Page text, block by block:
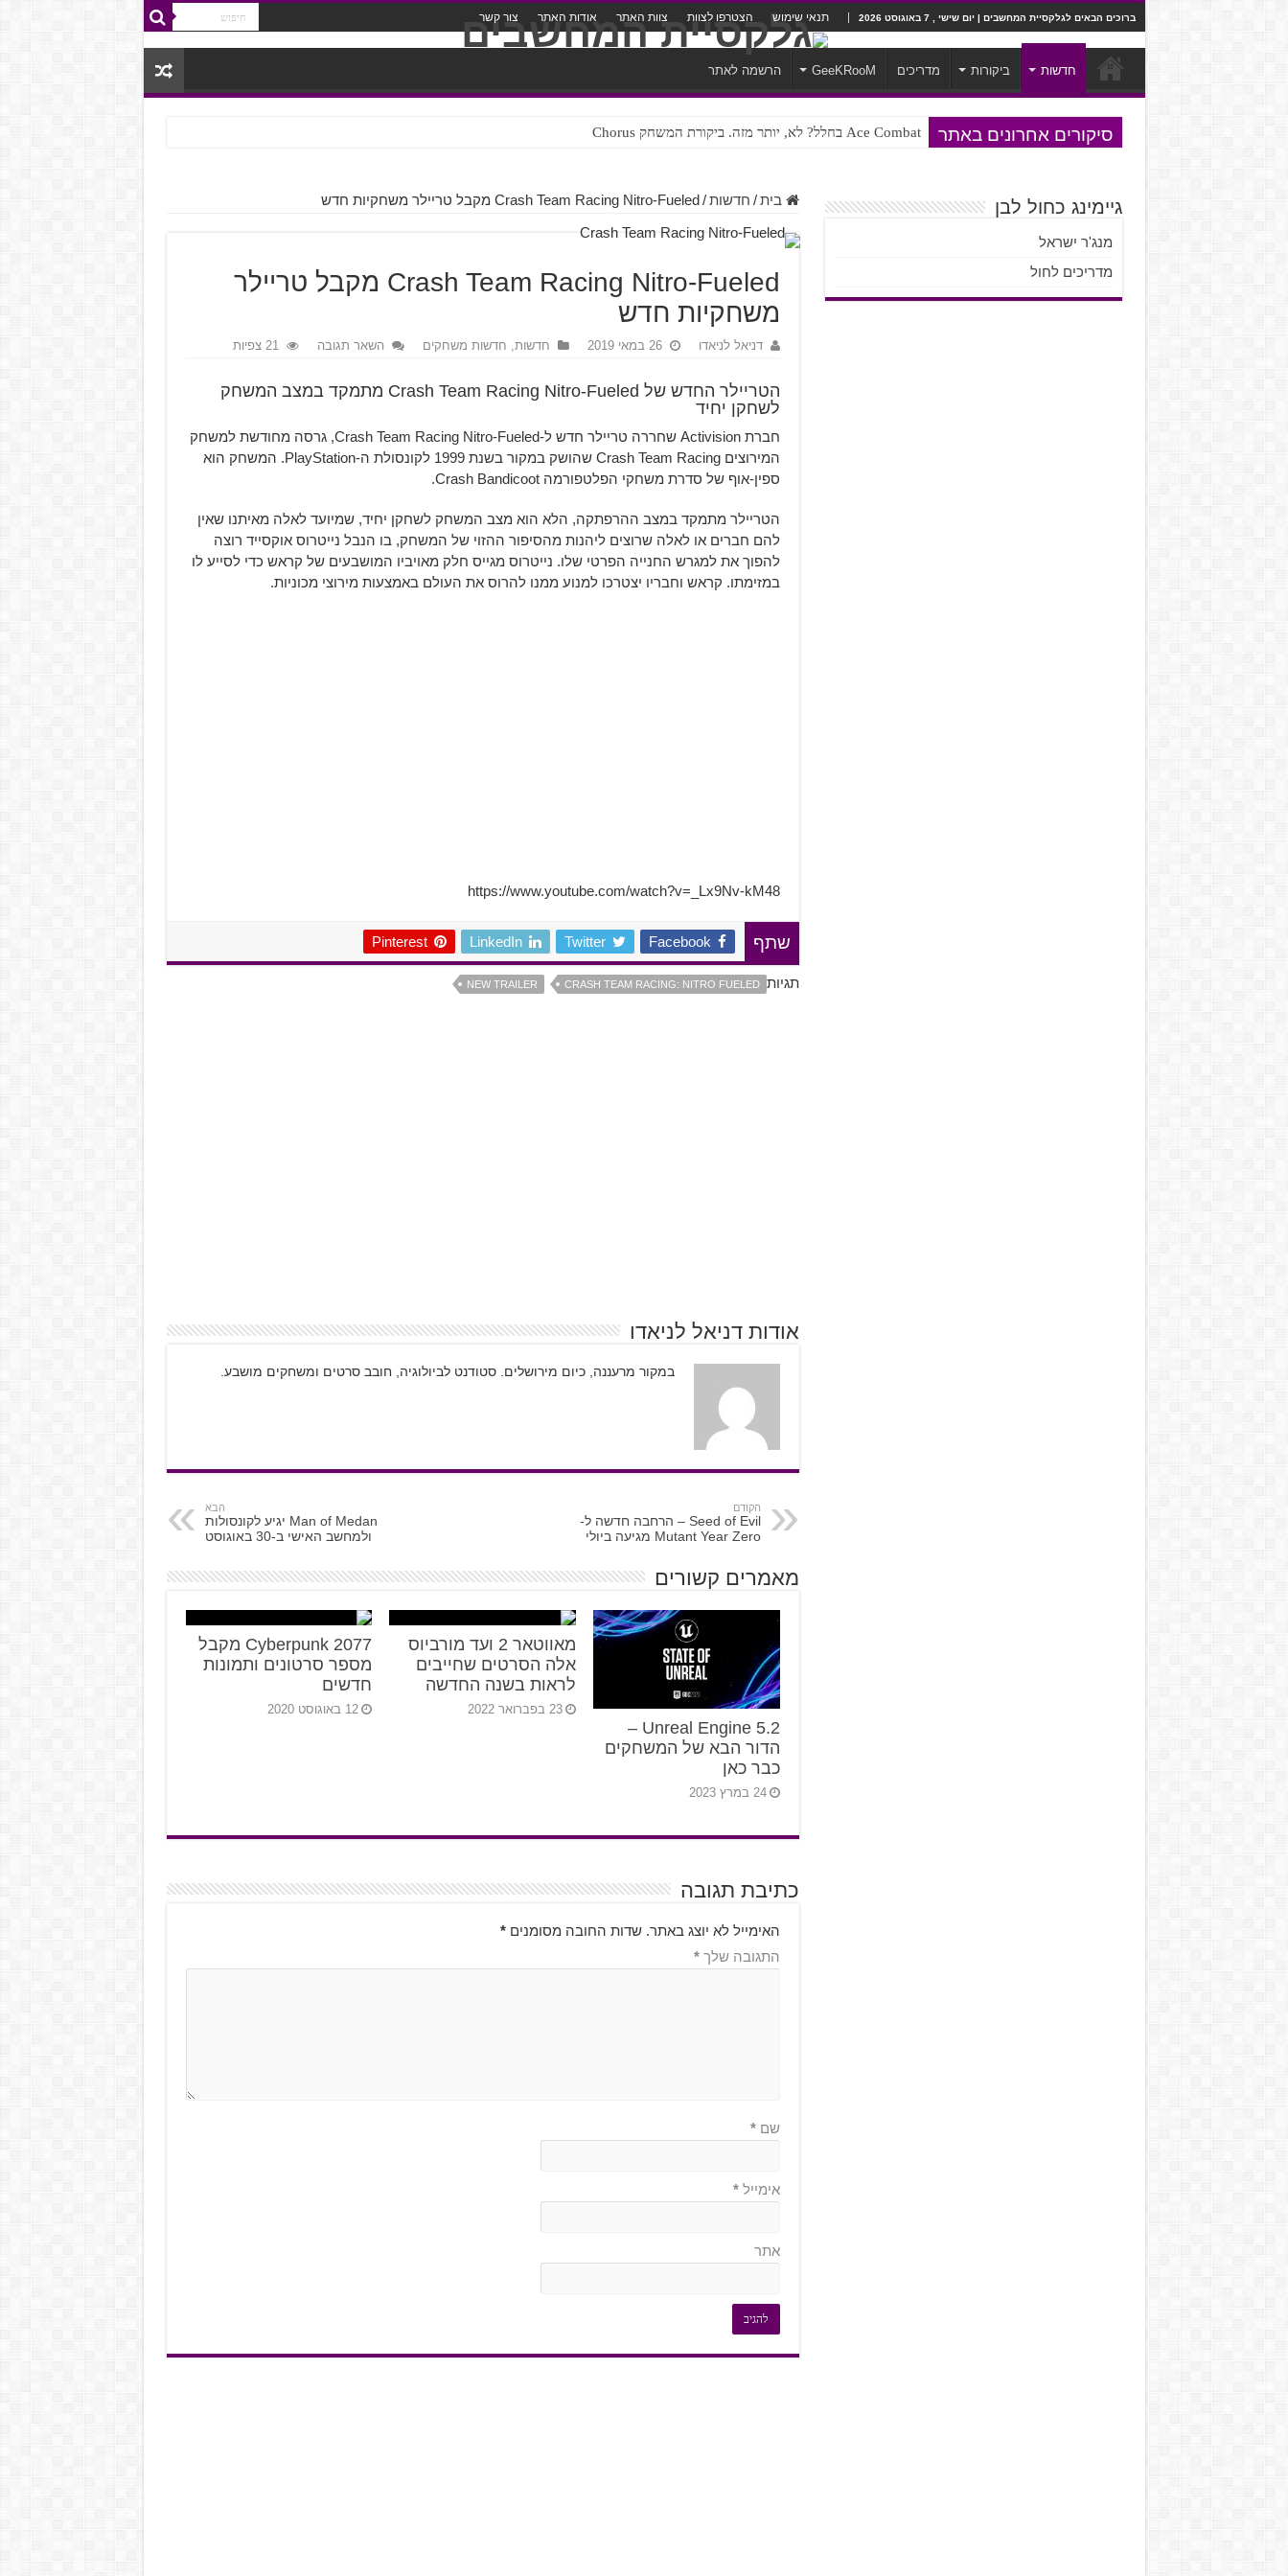
ברוכים הבאים לגלקסיית המחשבים | יום שישי , 7 באוגוסט 2026 תנאי שימוש הצטרפו לצוות צוות האתר אודות האתר צור קשר
חדשות ביקורות מדריכים GeeKRooM הרשמה לאתר
סיקורים אחרונים באתר Ace Combat בחלל? לא, יותר מזה. ביקורת המשחק Chorus
Steven Universe והשירים שתורגמו בצורה נוראית לעברית
בית / חדשות / Crash Team Racing Nitro-Fueled מקבל טריילר משחקיות חדש
Crash Team Racing Nitro-Fueled מקבל טריילר
משחקיות חדש
דניאל לניאדו 26 במאי 2019 חדשות, חדשות משחקים השאר תגובה 21 צפיות
הטריילר החדש של Crash Team Racing Nitro-Fueled מתמקד במצב המשחק
לשחקן יחיד
חברת Activision שחררה טריילר חדש ל-Crash Team Racing Nitro-Fueled, גרסה מחודשת למשחק
המירוצים Crash Team Racing שהושק במקור בשנת 1999 לקונסולת ה-PlayStation. המשחק הוא
ספין-אוף של סדרת משחקי הפלטפורמה Crash Bandicoot.
הטריילר מתמקד במצב ההרפתקה, הלא הוא מצב המשחק לשחקן יחיד, שמיועד לאלה מאיתנו שאין
להם חברים או לאלה שרוצים ליהנות מהסיפור ההזוי של המשחק, בו הנבל נייטרוס אוקסייד רוצה
להפוך את למגרש החנייה הפרטי שלו. נייטרוס מגייס חלק מאויביו המושבעים של קראש כדי לסייע לו
במזימתו. קראש וחבריו יצטרכו למנוע ממנו להרוס את העולם באמצעות מירוצי מכוניות.
https://www.youtube.com/watch?v=_Lx9Nv-kM48
שתף Facebook
Twitter
LinkedIn
Pinterest
תגיות CRASH TEAM RACING: NITRO FUELED
NEW TRAILER
אודות דניאל לניאדו
במקור מרעננה, כיום מירושלים. סטודנט לביולוגיה, חובב סרטים ומשחקים מושבע.
הקודם
Seed of Evil – הרחבה חדשה ל-
Mutant Year Zero מגיעה ביולי
הבא
Man of Medan יגיע לקונסולות
ולמחשב האישי ב-30 באוגוסט
מאמרים קשורים
2.Unreal Engine 5 –
הדור הבא של המשחקים
כבר כאן
24 במרץ 2023
מאווטאר 2 ועד מורביוס
אלה הסרטים שחייבים
לראות בשנה החדשה
23 בפברואר 2022
Cyberpunk 2077 מקבל
מספר סרטונים ותמונות
חדשים
12 באוגוסט 2020
כתיבת תגובה
האימייל לא יוצג באתר. שדות החובה מסומנים*
התגובה שלך*
שם*
אימייל*
אתר
גיימינג כחול לבן
מנג'ר ישראל
מדריכים לחול